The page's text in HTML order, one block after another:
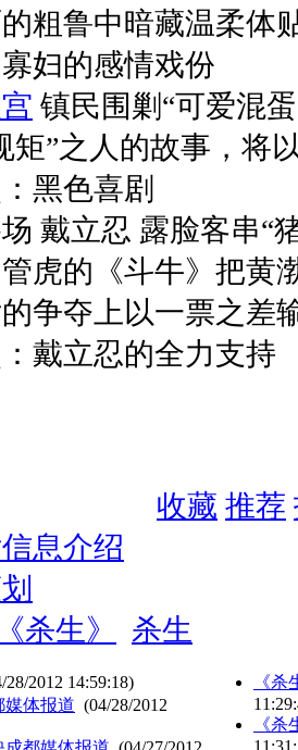
粗鲁中暗藏温柔体
妇的感情戏份
镇民围剿“可爱混
矩”之人的故事，将
黑色喜剧
戴立忍 露脸客串“
虎的《斗牛》把黄
争夺上以一票之差
戴立忍的全力支持
收藏 推荐
息介绍
《杀生》 杀生
28/2012 14:59:18)
媒体报道 (04/28/2012
《
《